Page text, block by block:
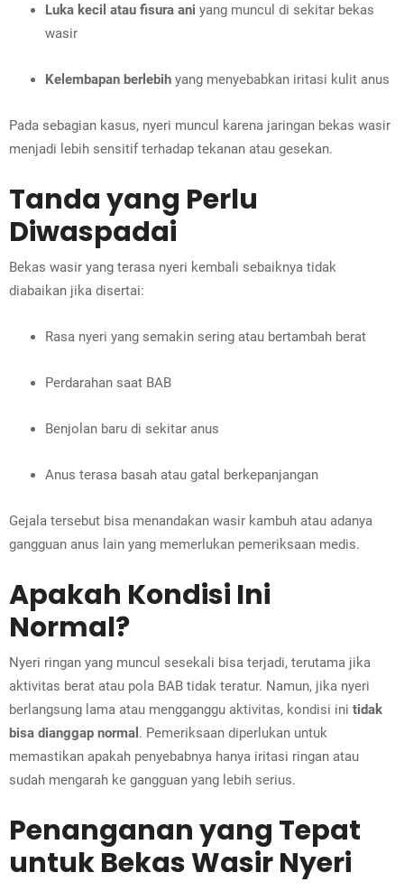
Luka kecil atau fisura ani yang muncul di sekitar bekas
wasir
Kelembapan berlebih yang menyebabkan iritasi kulit anus
Pada sebagian kasus, nyeri muncul karena jaringan bekas wasir
menjadi lebih sensitif terhadap tekanan atau gesekan.
Tanda yang Perlu
Diwaspadai
Bekas wasir yang terasa nyeri kembali sebaiknya tidak
diabaikan jika disertai:
Rasa nyeri yang semakin sering atau bertambah berat
Perdarahan saat BAB
Benjolan baru di sekitar anus
Anus terasa basah atau gatal berkepanjangan
Gejala tersebut bisa menandakan wasir kambuh atau adanya
gangguan anus lain yang memerlukan pemeriksaan medis.
Apakah Kondisi Ini
Normal?
Nyeri ringan yang muncul sesekali bisa terjadi, terutama jika
aktivitas berat atau pola BAB tidak teratur. Namun, jika nyeri
berlangsung lama atau mengganggu aktivitas, kondisi ini tidak
bisa dianggap normal . Pemeriksaan diperlukan untuk
memastikan apakah penyebabnya hanya iritasi ringan atau
sudah mengarah ke gangguan yang lebih serius.
Penanganan yang Tepat
untuk Bekas Wasir Nyeri